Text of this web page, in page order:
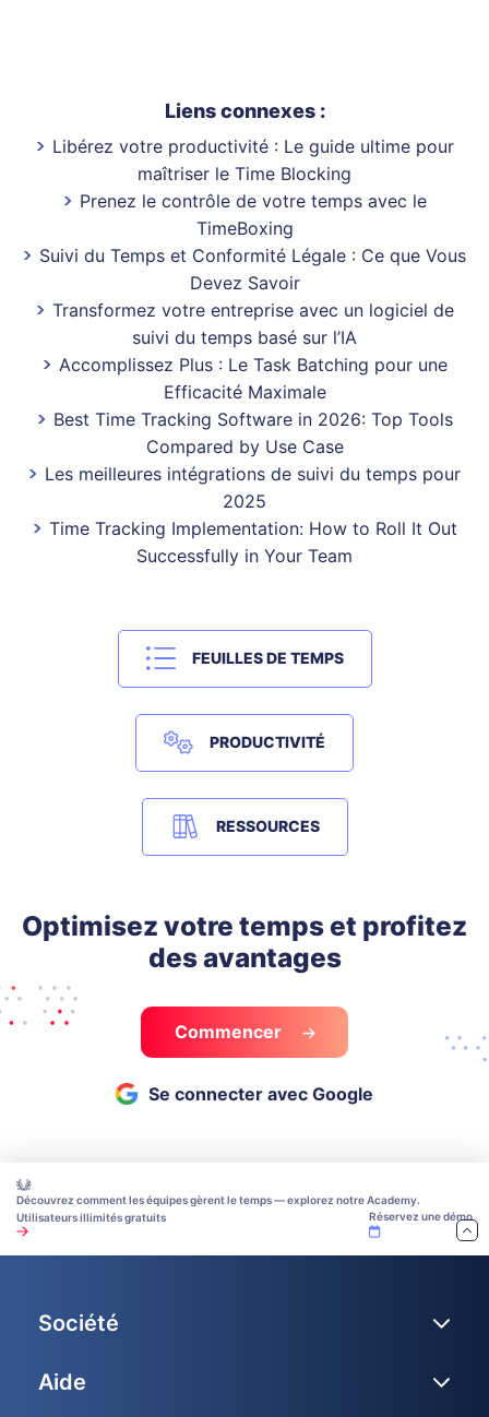
Liens connexes :
Libérez votre productivité : Le guide ultime pour
maîtriser le Time Blocking
Prenez le contrôle de votre temps avec le
TimeBoxing
Suivi du Temps et Conformité Légale : Ce que Vous
Devez Savoir
Transformez votre entreprise avec un logiciel de
suivi du temps basé sur l’IA
Accomplissez Plus : Le Task Batching pour une
Efficacité Maximale
Best Time Tracking Software in 2026: Top Tools
Compared by Use Case
Les meilleures intégrations de suivi du temps pour
2025
Time Tracking Implementation: How to Roll It Out
Successfully in Your Team
FEUILLES DE TEMPS
PRODUCTIVITÉ
RESSOURCES
Optimisez votre temps et profitez
des avantages
Commencer
Se connecter avec Google
Découvrez comment les équipes gèrent le temps — explorez notre Academy.
Utilisateurs illimités gratuits
Réservez une démo
Société
Aide